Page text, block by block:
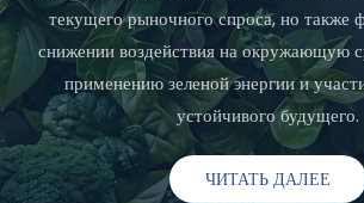
текущего рыночного спроса, но также
снижении воздействия на окружающую
применению зеленой энергии и
устойчивого будущего.
ЧИТАТЬ ДАЛЕЕ